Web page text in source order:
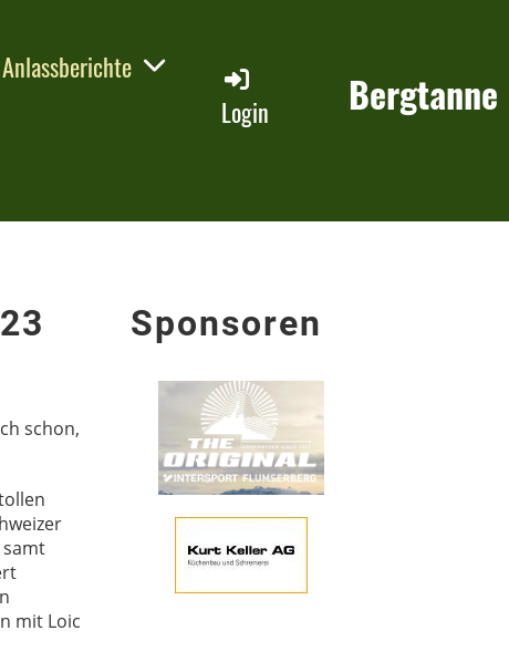
Anlassberichte
Login Bergtanne
schon,
samt
mit Loic
Sponsoren